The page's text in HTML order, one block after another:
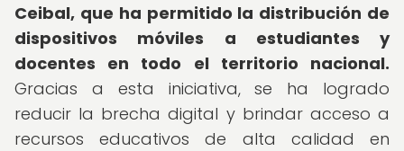
Ceibal, que ha permitido la distribución de
dispositivos móviles a estudiantes y
docentes en todo el territorio nacional.
Gracias a esta iniciativa, se ha logrado
reducir la brecha digital y brindar acceso a
recursos educativos de alta calidad en